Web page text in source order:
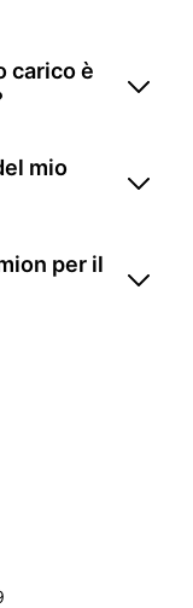
carico è
mio
per il